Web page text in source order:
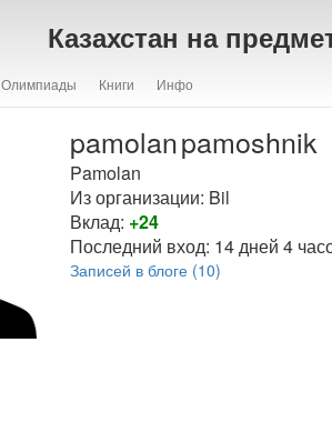
Казахстан на
Олимпиады Книги Инфо
pamolanpamoshnik
Pamolan
Из организации: Bil
Вклад: +24
Последний вход: 14 дней 4
Записей в блоге (10)